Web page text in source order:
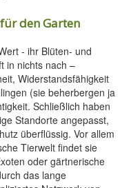
den Garten
- ihr Blüten- und
in nichts nach –
Widerstandsfähigkeit
(sie beherbergen ja
Schließlich haben
Standorte angepasst,
überflüssig. Vor allem
Tierwelt findet sie
oder gärtnerische
das lange